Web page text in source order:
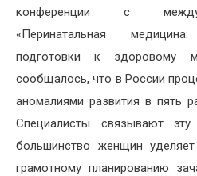
конференции с
«Перинатальная
подготовки к здоровому
сообщалось, что в России
аномалиями развития в пять
Специалисты связывают
большинство женщин
грамотному планированию